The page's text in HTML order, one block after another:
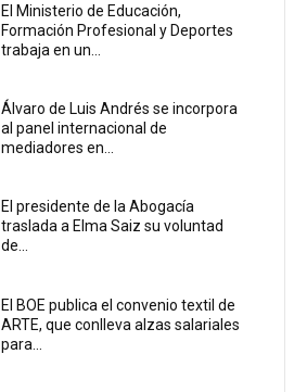
El Ministerio de Educación,
Formación Profesional y Deportes
trabaja en un...
Álvaro de Luis Andrés se incorpora
al panel internacional de
mediadores en...
El presidente de la Abogacía
traslada a Elma Saiz su voluntad
de...
El BOE publica el convenio textil de
ARTE, que conlleva alzas salariales
para...